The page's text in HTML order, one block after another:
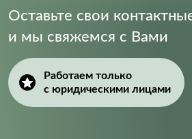
Оставьте свои
и мы свяжемся с Вами
Работаем только
с юридическими лицами